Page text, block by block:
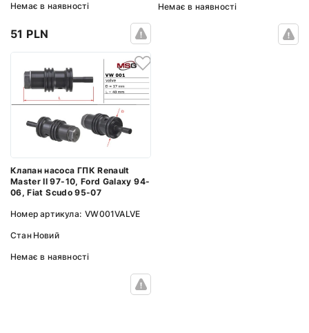
Немає в наявності
51 PLN
Немає в наявності
Клапан насоса ГПК Renault
Master II 97-10, Ford Galaxy 94-
06, Fiat Scudo 95-07
Номер артикула: VW001VALVE
Стан Новий
Немає в наявності